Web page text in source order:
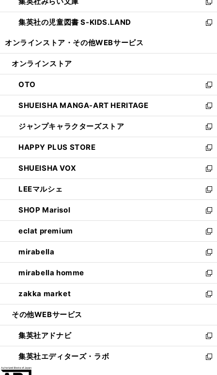
開
く
ド
ウ
で
ィ
ン
ド
開
新
し
い
ン
ウ
で
開
く
集英社の児童図書 S-KIDS.LAND
新
ウ
ン
ド
ウ
で
開
く
オンラインストア・ その他WEBサービス
オンラインストア
OTO
新
し
い
ウ
ィ
ン
ド
ウ
で
開
く
SHUEISHA MANGA-ART HERITAGE
新
し
い
ウ
ィ
ン
ド
ウ
で
開
く
ジャンプキャラクターズストア
新
し
い
ウ
ィ
ン
ド
ウ
で
開
く
HAPPY PLUS STORE
新
し
い
ウ
ィ
ン
ド
ウ
で
開
く
SHUEISHA VOX
新
し
い
ウ
ィ
ン
ド
ウ
で
開
く
LEEマルシェ
新
し
い
ウ
ィ
ン
ド
ウ
で
開
く
SHOP Marisol
新
し
い
ウ
ィ
ン
ド
ウ
で
開
eclat premium
新
し
い
ウ
ィ
ン
ド
ウ
開
く
mirabella
新
し
い
ウ
ィ
ン
ウ
で
開
く
mirabella homme
新
し
い
ウ
ン
ド
ウ
で
zakka market
新
し
ウ
ィ
ン
ド
その他WEBサービス
集英社アドナビ
新
し
い
集英社エディターズ・ラボ
新